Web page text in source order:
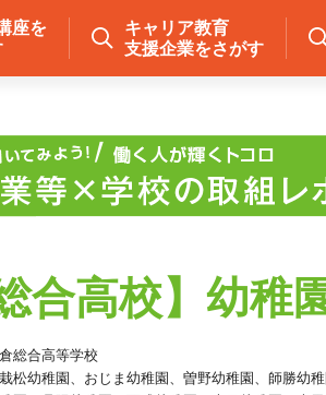
座を
キャリア教育
支援企業をさがす
合高校】幼稚
総合高等学校
栽松幼稚園、おじま幼稚園、曽野幼稚園、師